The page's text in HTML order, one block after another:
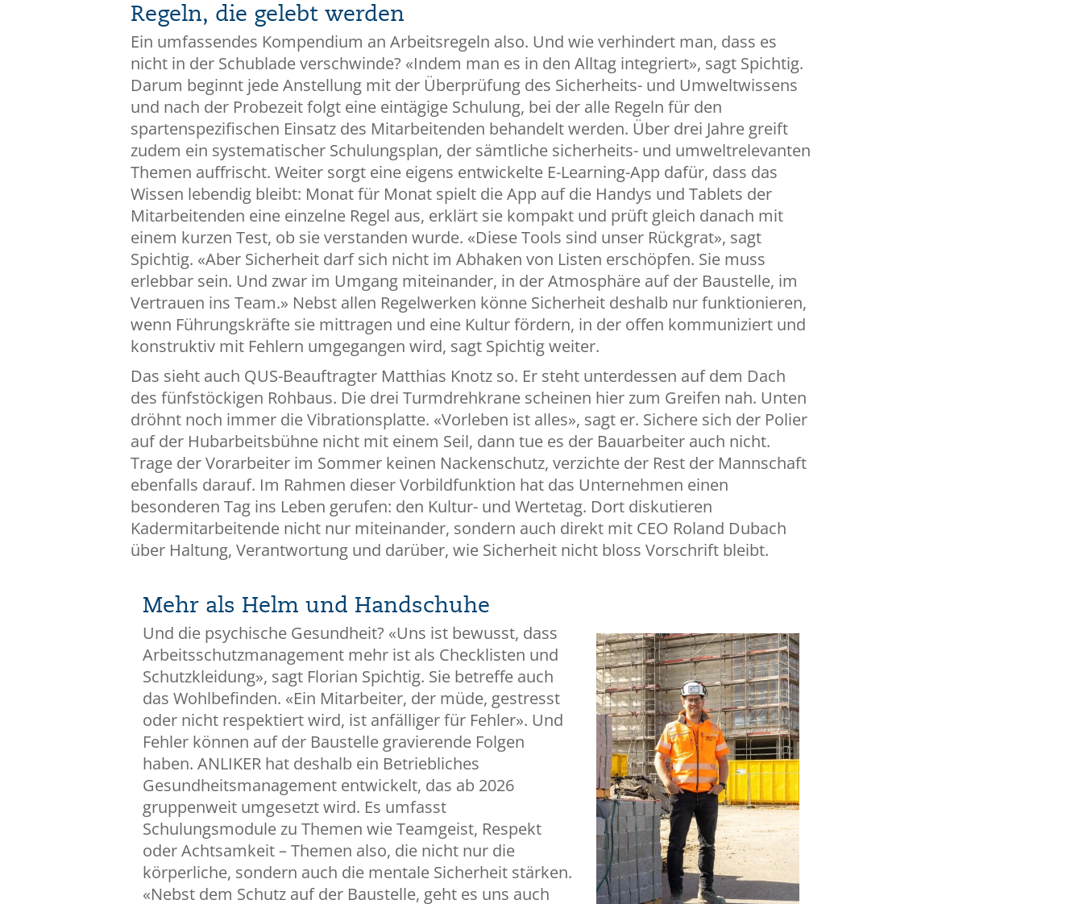
Regeln, die gelebt werden
Ein umfassendes Kompendium an Arbeitsregeln also. Und wie verhindert man, dass es
nicht in der Schublade verschwinde? «Indem man es in den Alltag integriert», sagt Spichtig.
Darum beginnt jede Anstellung mit der Überprüfung des Sicherheits- und Umweltwissens
und nach der Probezeit folgt eine eintägige Schulung, bei der alle Regeln für den
spartenspezifischen Einsatz des Mitarbeitenden behandelt werden. Über drei Jahre greift
zudem ein systematischer Schulungsplan, der sämtliche sicherheits- und umweltrelevanten
Themen auffrischt. Weiter sorgt eine eigens entwickelte E-Learning-App dafür, dass das
Wissen lebendig bleibt: Monat für Monat spielt die App auf die Handys und Tablets der
Mitarbeitenden eine einzelne Regel aus, erklärt sie kompakt und prüft gleich danach mit
einem kurzen Test, ob sie verstanden wurde. «Diese Tools sind unser Rückgrat», sagt
Spichtig. «Aber Sicherheit darf sich nicht im Abhaken von Listen erschöpfen. Sie muss
erlebbar sein. Und zwar im Umgang miteinander, in der Atmosphäre auf der Baustelle, im
Vertrauen ins Team.» Nebst allen Regelwerken könne Sicherheit deshalb nur funktionieren,
wenn Führungskräfte sie mittragen und eine Kultur fördern, in der offen kommuniziert und
konstruktiv mit Fehlern umgegangen wird, sagt Spichtig weiter.
Das sieht auch QUS-Beauftragter Matthias Knotz so. Er steht unterdessen auf dem Dach
des fünfstöckigen Rohbaus. Die drei Turmdrehkrane scheinen hier zum Greifen nah. Unten
dröhnt noch immer die Vibrationsplatte. «Vorleben ist alles», sagt er. Sichere sich der Polier
auf der Hubarbeitsbühne nicht mit einem Seil, dann tue es der Bauarbeiter auch nicht.
Trage der Vorarbeiter im Sommer keinen Nackenschutz, verzichte der Rest der Mannschaft
ebenfalls darauf. Im Rahmen dieser Vorbildfunktion hat das Unternehmen einen
besonderen Tag ins Leben gerufen: den Kultur- und Wertetag. Dort diskutieren
Kadermitarbeitende nicht nur miteinander, sondern auch direkt mit CEO Roland Dubach
über Haltung, Verantwortung und darüber, wie Sicherheit nicht bloss Vorschrift bleibt.
Mehr als Helm und Handschuhe
Und die psychische Gesundheit? «Uns ist bewusst, dass
Arbeitsschutzmanagement mehr ist als Checklisten und
Schutzkleidung», sagt Florian Spichtig. Sie betreffe auch
das Wohlbefinden. «Ein Mitarbeiter, der müde, gestresst
oder nicht respektiert wird, ist anfälliger für Fehler». Und
Fehler können auf der Baustelle gravierende Folgen
haben. ANLIKER hat deshalb ein Betriebliches
Gesundheitsmanagement entwickelt, das ab 2026
gruppenweit umgesetzt wird. Es umfasst
Schulungsmodule zu Themen wie Teamgeist, Respekt
oder Achtsamkeit – Themen also, die nicht nur die
körperliche, sondern auch die mentale Sicherheit stärken.
«Nebst dem Schutz auf der Baustelle, geht es uns auch